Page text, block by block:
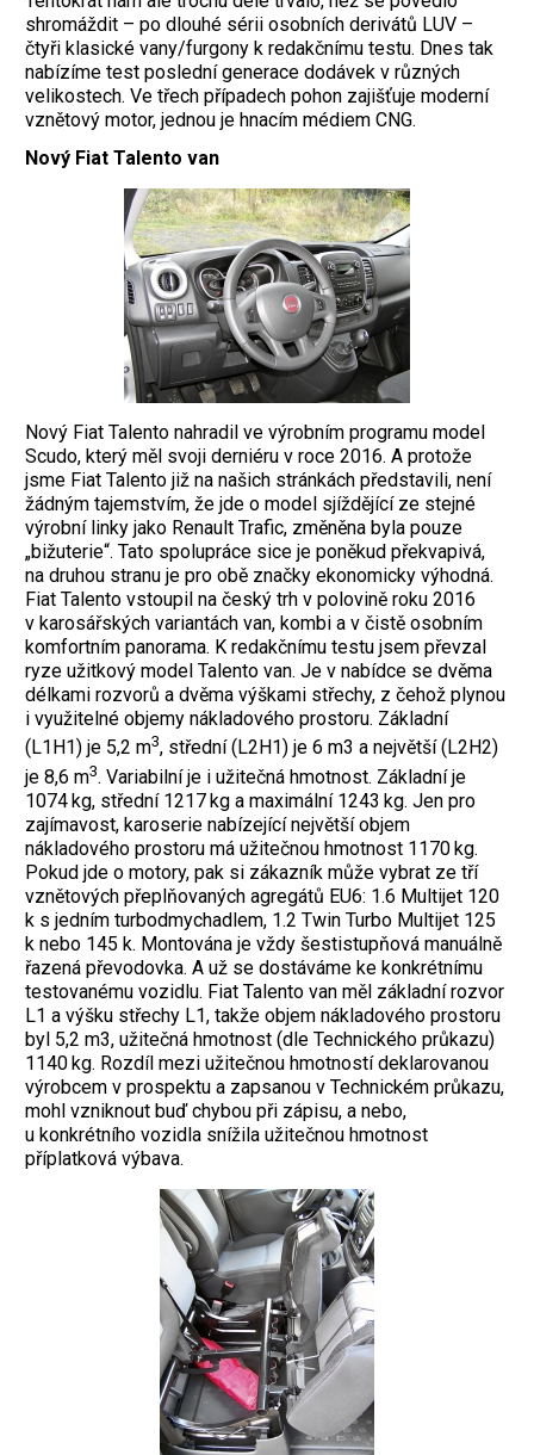
shromáždit – po dlouhé sérii osobních derivátů LUV –
čtyři klasické vany/furgony k redakčnímu testu. Dnes tak
nabízíme test poslední generace dodávek v různých
velikostech. Ve třech případech pohon zajišťuje moderní
vznětový motor, jednou je hnacím médiem CNG.
Nový Fiat Talento van
Nový Fiat Talento nahradil ve výrobním programu model
Scudo, který měl svoji derniéru v roce 2016. A protože
jsme Fiat Talento již na našich stránkách představili, není
žádným tajemstvím, že jde o model sjíždějící ze stejné
výrobní linky jako Renault Trafic, změněna byla pouze
„bižuterie“. Tato spolupráce sice je poněkud překvapivá,
na druhou stranu je pro obě značky ekonomicky výhodná.
Fiat Talento vstoupil na český trh v polovině roku 2016
v karosářských variantách van, kombi a v čistě osobním
komfortním panorama. K redakčnímu testu jsem převzal
ryze užitkový model Talento van. Je v nabídce se dvěma
délkami rozvorů a dvěma výškami střechy, z čehož plynou
i využitelné objemy nákladového prostoru. Základní
(L1H1) je 5,2 m3, střední (L2H1) je 6 m3 a největší (L2H2)
je 8,6 m3. Variabilní je i užitečná hmotnost. Základní je
1074 kg, střední 1217 kg a maximální 1243 kg. Jen pro
zajímavost, karoserie nabízející největší objem
nákladového prostoru má užitečnou hmotnost 1170 kg.
Pokud jde o motory, pak si zákazník může vybrat ze tří
vznětových přeplňovaných agregátů EU6: 1.6 Multijet 120
k s jedním turbodmychadlem, 1.2 Twin Turbo Multijet 125
k nebo 145 k. Montována je vždy šestistupňová manuálně
řazená převodovka. A už se dostáváme ke konkrétnímu
testovanému vozidlu. Fiat Talento van měl základní rozvor
L1 a výšku střechy L1, takže objem nákladového prostoru
byl 5,2 m3, užitečná hmotnost (dle Technického průkazu)
1140 kg. Rozdíl mezi užitečnou hmotností deklarovanou
výrobcem v prospektu a zapsanou v Technickém průkazu,
mohl vzniknout buď chybou při zápisu, a nebo,
u konkrétního vozidla snížila užitečnou hmotnost
příplatková výbava.